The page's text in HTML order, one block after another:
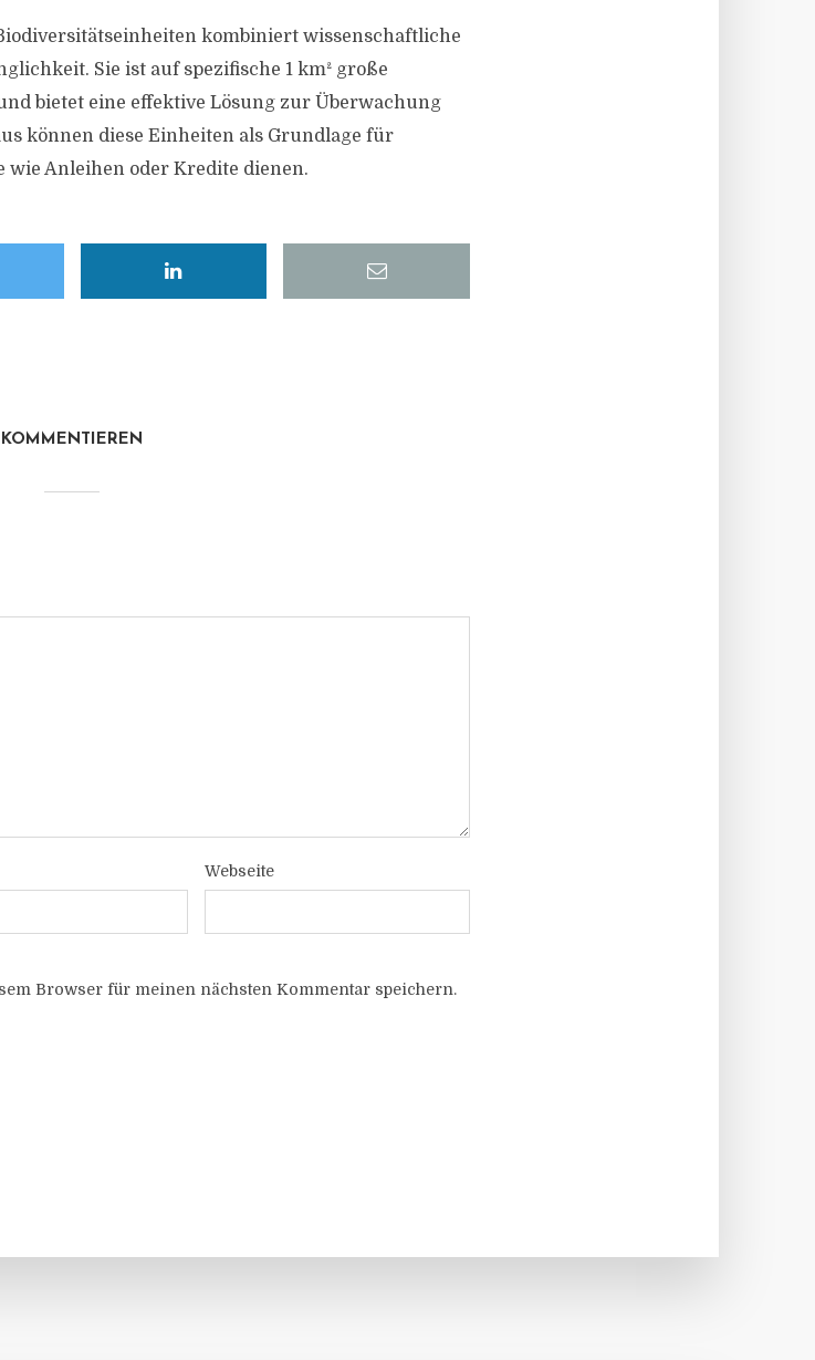
kombiniert wissenschaftliche
Sie ist auf spezifische 1 km² große
bietet eine effektive Lösung zur Überwachung
können diese Einheiten als Grundlage für
Anleihen oder Kredite dienen.
KOMMENTIEREN
Webseite
Browser für meinen nächsten Kommentar speichern.